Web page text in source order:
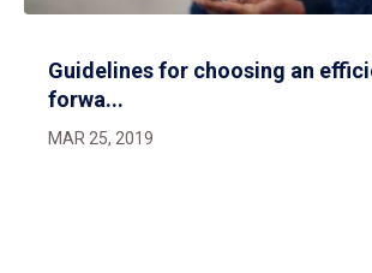
Guidelines for choosing an
forwa...
MAR 25, 2019